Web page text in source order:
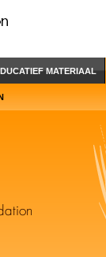
MATERIAAL